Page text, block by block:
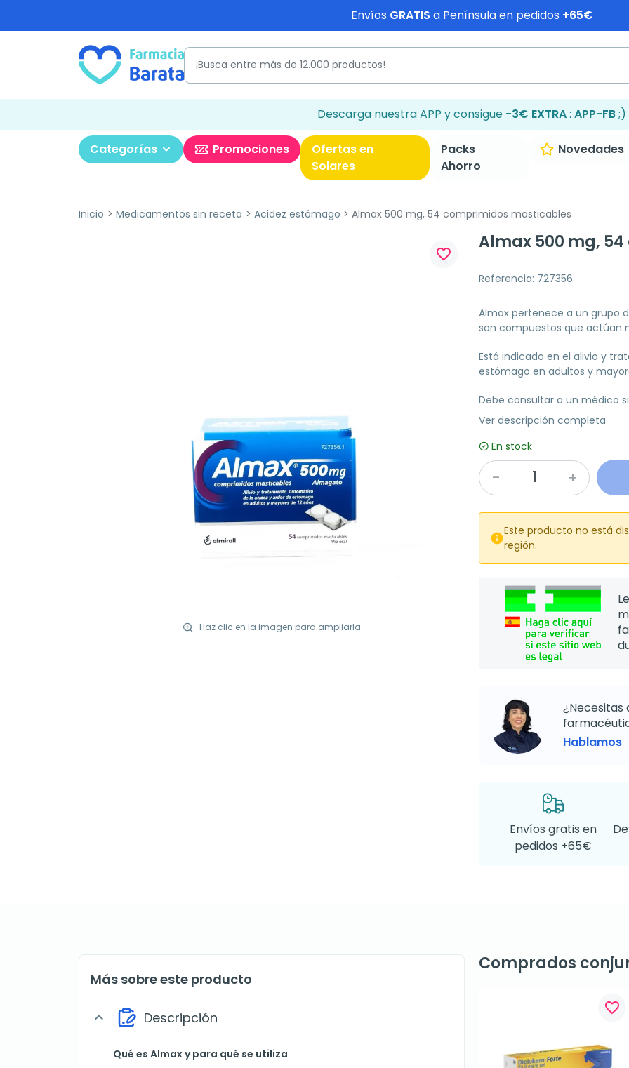
Envíos GRATIS a Península en pedidos +65€
Descarga nuestra APP y consigue -3€ EXTRA: APP-FB;)
Categorías Promociones
Ofertas en
Solares
Packs
Ahorro
Novedades
Inicio Medicamentos sin receta Acidez estómago Almax 500 mg, 54 comprimidos masticables
Haz clic en la imagen para ampliarla
favorite_border
Almax 500 mg,
Referencia: 727356
Almax pertenece a un grupo
son compuestos que actúan
Está indicado en el alivio y
estómago en adultos y
Debe consultar a un médico
Ver descripción completa
En stock

Este producto no está
región.
¿Necesitas
Hablamos
Envíos gratis en
pedidos +65€
Más sobre este producto
expand_more Descripción
Qué es Almax y para qué se utiliza
Comprados
favorite_border